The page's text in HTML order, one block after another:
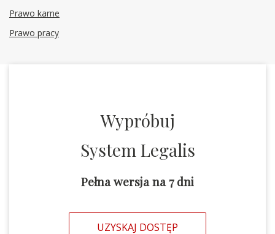
Prawo karne
Prawo pracy
Wypróbuj
System Legalis
Pełna wersja na 7 dni
UZYSKAJ DOSTĘP